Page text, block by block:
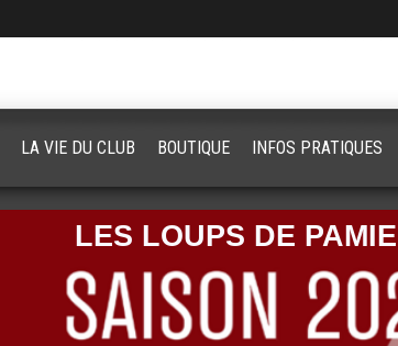
LES LOUPS DE
LA VIE DU CLUB BOUTIQUE INFOS PRATIQUES